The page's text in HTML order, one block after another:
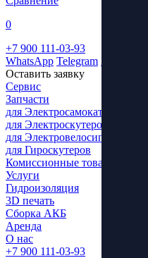
0
+7 900 111-03-93
WhatsApp Telegram ВКонтакте
Оставить заявку
Сервис
Запчасти
для Электросамокатов
для Электроскутеров
для Электровелосипедов
для Гироскутеров
Комиссионные товары
Услуги
Гидроизоляция
3D печать
Сборка АКБ
Аренда
О нас
+7 900 111-03-93